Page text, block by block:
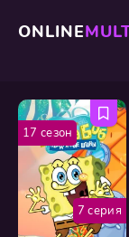
ONLINE
7 серия
17 сезон